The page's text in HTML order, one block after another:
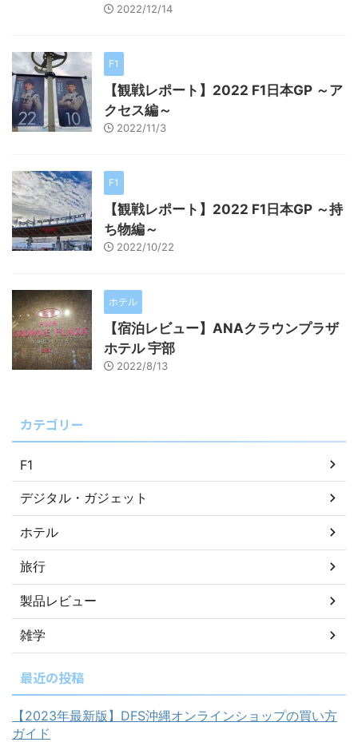
2022/12/14
F1
【観戦レポート】2022 F1日本GP ～ア
クセス編～
2022/11/3
F1
【観戦レポート】2022 F1日本GP ～持
ち物編～
2022/10/22
ホテル
【宿泊レビュー】ANAクラウンプラザ
ホテル 宇部
2022/8/13
カテゴリー
F1
デジタル・ガジェット
ホテル
旅行
製品レビュー
雑学
最近の投稿
【2023年最新版】DFS沖縄オンラインショップの買い方
ガイド